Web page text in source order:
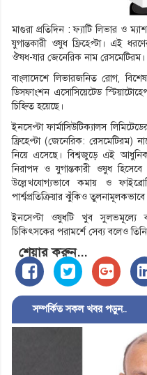
মাগুরা প্রতিদিন : ফ্যাটি লিভার ও
যুগান্তকারী ওষুধ ফ্রিহেপ্টা। এই
ঔষধ-যার জেনেরিক নাম রেসমেটিরম।
বাংলাদেশে লিভারজনিত রোগ,
ডিসফাংশন এসোসিয়েটেড
চিহ্নিত হয়েছে।
ইনসেপ্টা ফার্মাসিউটিক্যালস
ফ্রিহেপ্টা (জেনেরিক: রেসমেটিরম)
নিয়ে এসেছে। বিশ্বজুড়ে এই
নিরাপদ ও যুগান্তকারী ওষুধ
উল্লেখযোগ্যভাবে কমায় ও
পার্শ্বপ্রতিক্রিয়ার ঝুঁকিও
ইনসেপ্টা ওষুধটি খুব সুলভমূল্যে
চিকিৎসকের পরামর্শে সেব্য বলেও
শেয়ার করুন...
সম্পর্কিত সকল খবর পড়ুন..